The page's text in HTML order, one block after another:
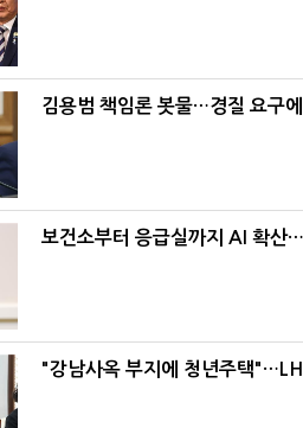
김용범 책임론 봇물…경질 요구
보건소부터 응급실까지 AI 확산
"강남사옥 부지에 청년주택